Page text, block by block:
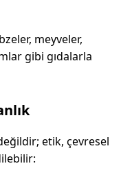
meyveler,
gibi gıdalarla
etik, çevresel